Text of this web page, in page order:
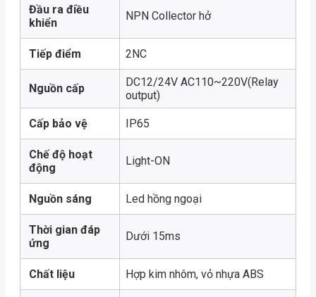
Đầu ra điều
khiển
NPN Collector hở
Tiếp điểm 2NC
Nguồn cấp
DC12/24V AC110~220V(Relay
output)
Cấp bảo vệ IP65
Chế độ hoạt
động
Light-ON
Nguồn sáng Led hồng ngoại
Thời gian đáp
ứng
Dưới 15ms
Chất liệu Hợp kim nhôm, vỏ nhựa ABS